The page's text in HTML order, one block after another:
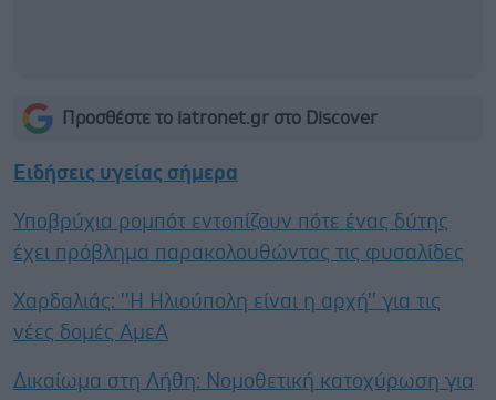
Προσθέστε το iatronet.gr στο Discover
Ειδήσεις υγείας σήμερα
Υποβρύχια ρομπότ εντοπίζουν πότε ένας δύτης
έχει πρόβλημα παρακολουθώντας τις φυσαλίδες
Χαρδαλιάς: ''Η Ηλιούπολη είναι η αρχή'' για τις
νέες δομές ΑμεΑ
Δικαίωμα στη Λήθη: Νομοθετική κατοχύρωση για